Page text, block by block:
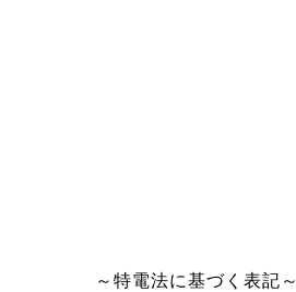
～特電法に基づく表記～